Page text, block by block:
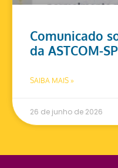
Comunicado
da ASTCOM-
SAIBA MAIS »
26 de junho de 2026